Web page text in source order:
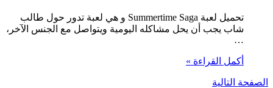
تحميل لعبة Summertime Saga و هي لعبة تدور حول طالب
شاب يجب أن يحل مشاكله اليومية ويتواصل مع الجنس الآخر،
…
أكمل القراءة »
الصفحة التالية